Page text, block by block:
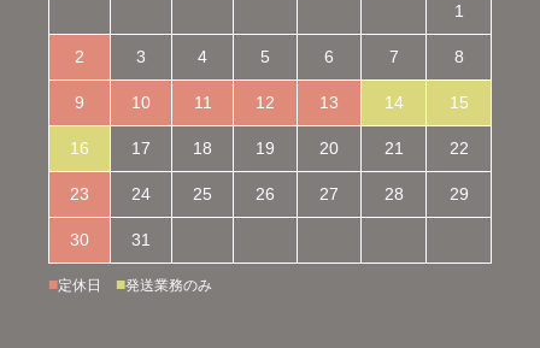
1
2 3 4 5 6 7 8
9 10 11 12 13 14 15
16 17 18 19 20 21 22
23 24 25 26 27 28 29
30 31
■定休日 ■発送業務のみ